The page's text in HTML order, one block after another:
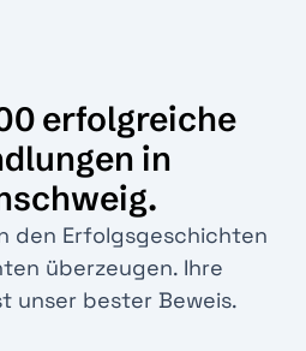
erfolgreiche
in
den Erfolgsgeschichten
überzeugen. Ihre
unser bester Beweis.